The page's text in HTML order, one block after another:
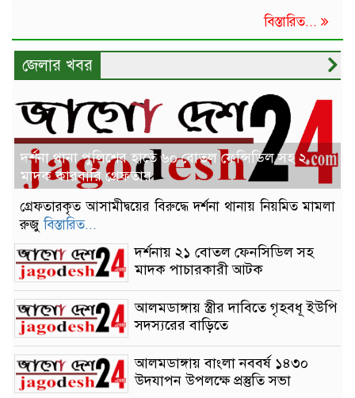
বিস্তারিত...
জেলার খবর
দর্শনা থানা পুলিশের হাতে ৬০ বোতল ফেন্সিডিল সহ ২
মাদক কারবারি গ্রেফতার
গ্রেফতারকৃত আসামীদ্বয়ের বিরুদ্ধে দর্শনা থানায় নিয়মিত মামলা
রুজুবিস্তারিত...
দর্শনায় ২১ বোতল ফেনসিডিল সহ
মাদক পাচারকারী আটক
আলমডাঙ্গায় স্ত্রীর দাবিতে গৃহবধূ ইউপি
সদস্যরের বাড়িতে
আলমডাঙ্গায় বাংলা নববর্ষ ১৪৩০
উদযাপন উপলক্ষে প্রস্তুতি সভা